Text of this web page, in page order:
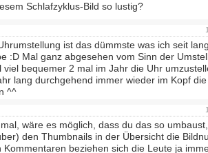
Schlafzyklus-Bild so lustig?
ist das dümmste was ich seit
:D Mal ganz abgesehen vom Sinn der
viel bequemer 2 mal im Jahr die Uhr
lang durchgehend immer wieder im Kopf
^^
wäre es möglich, dass du das so
den Thumbnails in der Übersicht die
Kommentaren beziehen sich die Leute ja